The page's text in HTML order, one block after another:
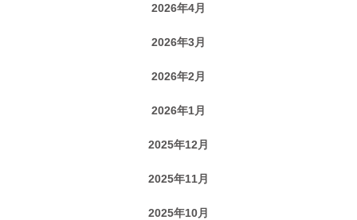
2026年4月
2026年3月
2026年2月
2026年1月
2025年12月
2025年11月
2025年10月